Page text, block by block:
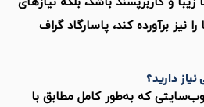
کند، پاسارگاد گراف
کامل مطابق با